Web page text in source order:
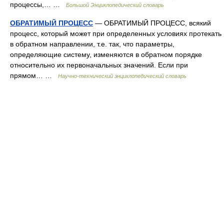
процессы,… …
Большой Энциклопедический словарь
ОБРАТИМЫЙ ПРОЦЕСС — ОБРАТИМЫЙ ПРОЦЕСС, всякий
процесс, который может при определенных условиях протекать
в обратном направлении, т.е. так, что параметры,
определяющие систему, изменяются в обратном порядке
относительно их первоначальных значений. Если при
прямом… …
Научно-технический энциклопедический словарь